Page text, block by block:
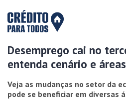
Desemprego cai no
entenda cenário e
Veja as mudanças no setor da
pode se beneficiar em diversas